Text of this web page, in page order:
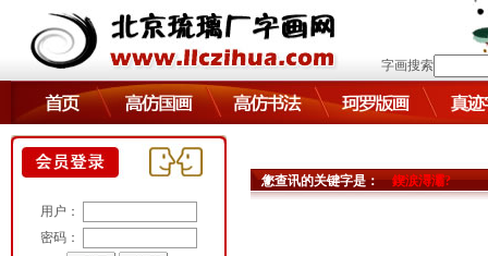
字画搜索
用户：
密码：
您查讯的关键字是：鍥涙潯灞?